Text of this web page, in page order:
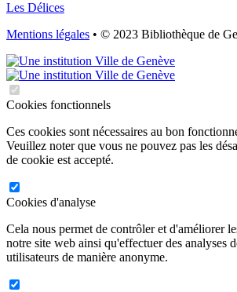
Les Délices
Mentions légales • © 2023 Bibliothèque de
Cookies fonctionnels
Ces cookies sont nécessaires au bon
Veuillez noter que vous ne pouvez pas les
de cookie est accepté.
Cookies d'analyse
Cela nous permet de contrôler et d'améliorer
notre site web ainsi qu'effectuer des analyses
utilisateurs de manière anonyme.